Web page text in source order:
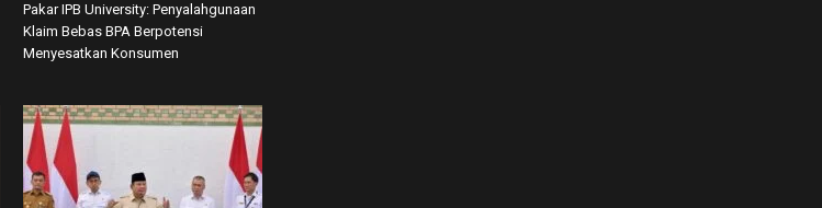
Pakar IPB University: Penyalahgunaan
Klaim Bebas BPA Berpotensi
Menyesatkan Konsumen